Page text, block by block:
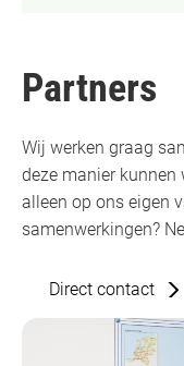
Partners
Wij werken graag
deze manier kunnen
alleen op ons eigen
samenwerkingen?
Direct contact